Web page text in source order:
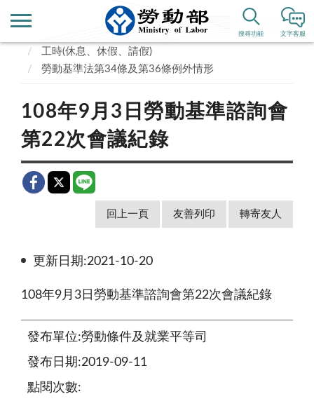
文字客服
搜尋功能
業務專區
勞動條件、就業平等
工時(休息、休假、請假)
勞動基準法第34條及第36條例外情形
108年9月3日勞動基準諮詢會
第22次會議紀錄
回上一頁 友善列印 轉寄友人
更新日期:2021-10-20
108年9月3日勞動基準諮詢會第22次會議紀錄
發布單位:勞動條件及就業平等司
發布日期:2019-09-11
點閱次數: